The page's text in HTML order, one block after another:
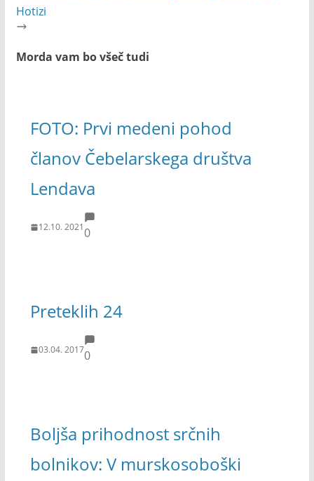
Hotizi
Morda vam bo všeč tudi
FOTO: Prvi medeni pohod
članov Čebelarskega društva
Lendava
12.10. 20210
Preteklih 24
03.04. 20170
Boljša prihodnost srčnih
bolnikov: V murskosoboški